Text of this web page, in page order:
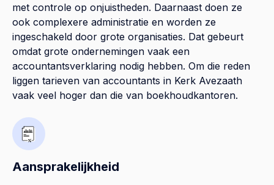
met controle op onjuistheden. Daarnaast doen ze
ook complexere administratie en worden ze
ingeschakeld door grote organisaties. Dat gebeurt
omdat grote ondernemingen vaak een
accountantsverklaring nodig hebben. Om die reden
liggen tarieven van accountants in Kerk Avezaath
vaak veel hoger dan die van boekhoudkantoren.
Aansprakelijkheid